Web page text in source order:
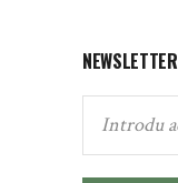
NEWSLETTER